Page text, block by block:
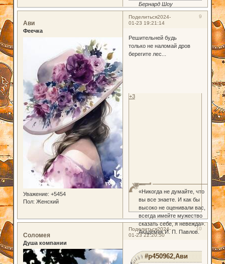
Бернард Шоу
Поделиться 9
2024-
01-23 19:21:14
Ави
Феечка
Уважение: +5454
Пол: Женский
Решительней будь
только не наломай дров
берегите лес...
«Никогда не думайте, что
вы все знаете. И как бы
высоко не оценивали вас,
всегда имейте мужество
сказать себе, я невежда».
Академик И. П. Павлов.
+3
Поделиться 10
2024-
01-23 22:20:50
Соломея
Душа компании
#p450962,Ави